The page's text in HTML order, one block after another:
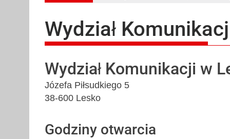
Wydział
Wydział Komunikacji w
Józefa Piłsudkiego 5
38-600 Lesko
Godziny otwarcia